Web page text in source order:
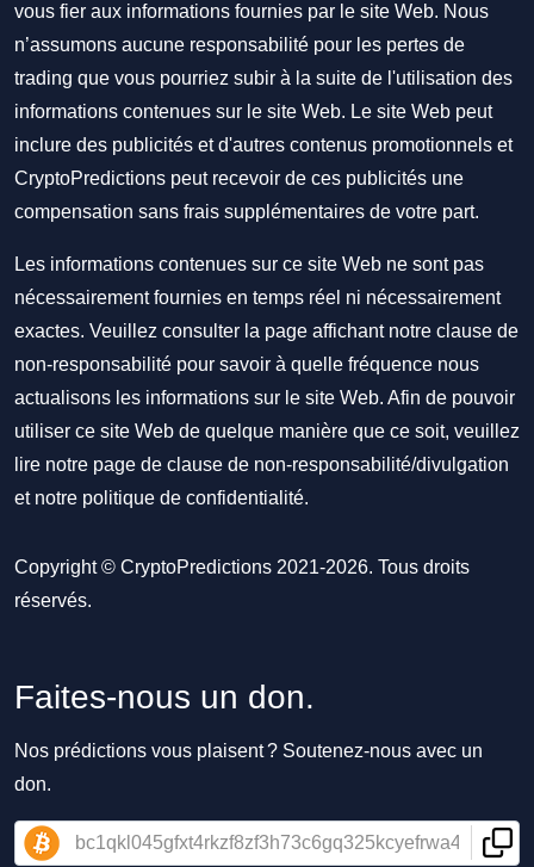
vous fier aux informations fournies par le site Web. Nous
n’assumons aucune responsabilité pour les pertes de
trading que vous pourriez subir à la suite de l'utilisation des
informations contenues sur le site Web. Le site Web peut
inclure des publicités et d'autres contenus promotionnels et
CryptoPredictions peut recevoir de ces publicités une
compensation sans frais supplémentaires de votre part.
Les informations contenues sur ce site Web ne sont pas
nécessairement fournies en temps réel ni nécessairement
exactes. Veuillez consulter la page affichant notre clause de
non-responsabilité pour savoir à quelle fréquence nous
actualisons les informations sur le site Web. Afin de pouvoir
utiliser ce site Web de quelque manière que ce soit, veuillez
lire notre page de clause de non-responsabilité/divulgation
et notre politique de confidentialité.
Copyright © CryptoPredictions 2021-2026. Tous droits
réservés.
Faites-nous un don.
Nos prédictions vous plaisent ? Soutenez-nous avec un
don.